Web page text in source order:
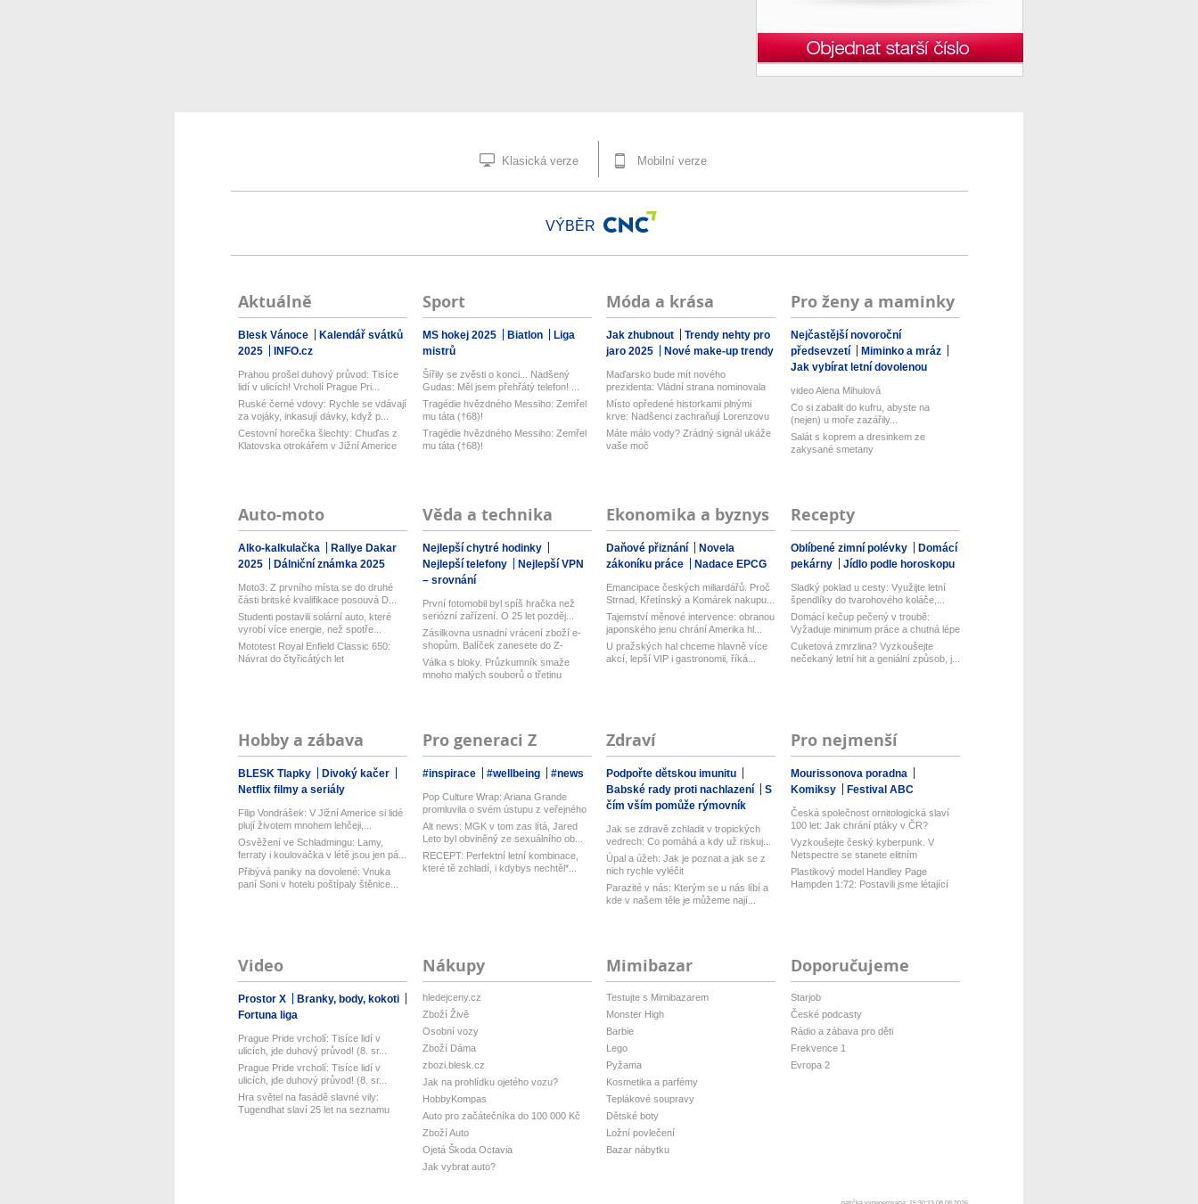
Klasická verze Mobilní verze
VÝBĚR
Aktuálně
Blesk Vánoce
Kalendář svátků
2025
INFO.cz
Prahou prošel duhový průvod: Tisíce
lidí v ulicích! Vrcholí Prague Pri...
Ruské černé vdovy: Rychle se vdávají
za vojáky, inkasují dávky, když p...
Cestovní horečka šlechty: Chuďas z
Klatovska otrokářem v Jižní Americe
Sport
MS hokej 2025 Biatlon
Liga
mistrů
Šířily se zvěsti o konci... Nadšený
Gudas: Měl jsem přehřátý telefon! ...
Tragédie hvězdného Messiho: Zemřel
mu táta (†68)!
Tragédie hvězdného Messiho: Zemřel
mu táta (†68)!
Móda a krása
Jak zhubnout
Trendy nehty pro
jaro 2025
Nové make-up trendy
Maďarsko bude mít nového
prezidenta: Vládní strana nominovala
bývalého...
Místo opředené historkami plnými
krve: Nadšenci zachraňují Lorenzovu
h...
Máte málo vody? Zrádný signál ukáže
vaše moč
Pro ženy a maminky
Nejčastější novoroční
předsevzetí
Miminko a mráz
Jak vybírat letní dovolenou
video Alena Mihulová
Co si zabalit do kufru, abyste na
(nejen) u moře zazářily...
Salát s koprem a dresinkem ze
zakysané smetany
Auto-moto
Alko-kalkulačka
Rallye Dakar
2025
Dálniční známka 2025
Moto3: Z prvního místa se do druhé
části britské kvalifikace posouvá D...
Studenti postavili solární auto, které
vyrobí více energie, než spotře...
Mototest Royal Enfield Classic 650:
Návrat do čtyřicátých let
Věda a technika
Nejlepší chytré hodinky
Nejlepší telefony
Nejlepší VPN
– srovnání
První fotomobil byl spíš hračka než
seriózní zařízení. O 25 let pozděj...
Zásilkovna usnadní vrácení zboží e-
shopům. Balíček zanesete do Z-
Boxu,...
Válka s bloky. Průzkumník smaže
mnoho malých souborů o třetinu
Ekonomika a byznys
Daňové přiznání
Novela
zákoníku práce
Nadace EPCG
Emancipace českých miliardářů. Proč
Strnad, Křetínský a Komárek nakupu...
Tajemství měnové intervence: obranou
japonského jenu chrání Amerika hl...
U pražských hal chceme hlavně více
akcí, lepší VIP i gastronomii, říká...
Recepty
Oblíbené zimní polévky
Domácí
pekárny
Jídlo podle horoskopu
Sladký poklad u cesty: Využijte letní
špendlíky do tvarohového koláče,...
Domácí kečup pečený v troubě:
Vyžaduje minimum práce a chutná lépe
než...
Cuketová zmrzlina? Vyzkoušejte
nečekaný letní hit a geniální způsob, j...
Hobby a zábava
BLESK Tlapky
Divoký kačer
Netflix filmy a seriály
Filip Vondrášek: V Jižní Americe si lidé
plují životem mnohem lehčeji,...
Osvěžení ve Schladmingu: Lamy,
ferraty i koulovačka v létě jsou jen pá...
Přibývá paniky na dovolené: Vnuka
paní Soni v hotelu poštípaly štěnice...
Pro generaci Z
#inspirace #wellbeing #news
Pop Culture Wrap: Ariana Grande
promluvila o svém ústupu z veřejného
ž...
Alt news: MGK v tom zas lítá, Jared
Leto byl obviněný ze sexuálního ob...
RECEPT: Perfektní letní kombinace,
které tě zchladí, i kdybys nechtěl*...
Zdraví
Podpořte dětskou imunitu
Babské rady proti nachlazení
S
čím vším pomůže rýmovník
Jak se zdravě zchladit v tropických
vedrech: Co pomáhá a kdy už riskuj...
Úpal a úžeh: Jak je poznat a jak se z
nich rychle vyléčit
Parazité v nás: Kterým se u nás líbí a
kde v našem těle je můžeme nají...
Pro nejmenší
Mourissonova poradna
Komiksy
Festival ABC
Česká společnost ornitologická slaví
100 let: Jak chrání ptáky v ČR?
Vyzkoušejte český kyberpunk. V
Netspectre se stanete elitním
hackerem ...
Plastikový model Handley Page
Hampden 1:72: Postavili jsme létající
Video
Prostor X
Branky, body, kokoti
Fortuna liga
Prague Pride vrcholí: Tisíce lidí v
ulicích, jde duhový průvod! (8. sr...
Prague Pride vrcholí: Tisíce lidí v
ulicích, jde duhový průvod! (8. sr...
Hra světel na fasádě slavné vily:
Tugendhat slaví 25 let na seznamu
Nákupy
hledejceny.cz
Zboží Živě
Osobní vozy
Zboží Dáma
zbozi.blesk.cz
Jak na prohlídku ojetého vozu?
HobbyKompas
Auto pro začátečníka do 100 000 Kč
Zboží Auto
Ojetá Škoda Octavia
Jak vybrat auto?
Mimibazar
Testujte s Mimibazarem
Monster High
Barbie
Lego
Pyžama
Kosmetika a parfémy
Teplákové soupravy
Dětské boty
Ložní povlečení
Bazar nábytku
Doporučujeme
Starjob
České podcasty
Rádio a zábava pro děti
Frekvence 1
Evropa 2
patička vygenerovaná: 15:30:13 08.08.2026